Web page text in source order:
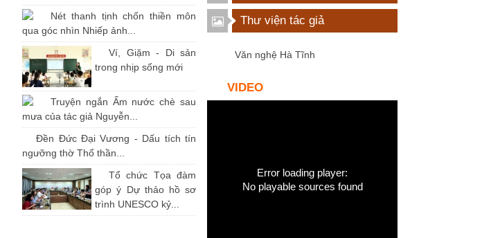
Nét thanh tịnh chốn thiền môn
qua góc nhìn Nhiếp ảnh...
Ví, Giặm - Di sản
trong nhịp sống mới
Truyện ngắn Ấm nước chè sau
mưa của tác giả Nguyễn...
Đền Đức Đại Vương - Dấu tích tín
ngưỡng thờ Thổ thần...
Tổ chức Tọa đàm
góp ý Dự thảo hồ sơ
trình UNESCO kỷ...
Thư viện tác giả
Văn nghệ Hà Tĩnh
VIDEO
Error loading player:
No playable sources found